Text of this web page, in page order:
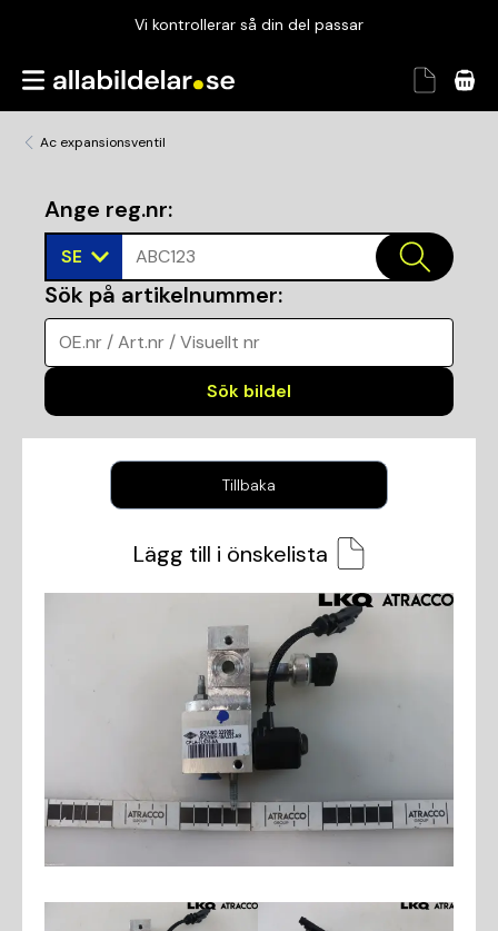
Vi kontrollerar så din del passar
Garanterad passform
Ac expansionsventil
Ange reg.nr:
SE ABC123
Sök på artikelnummer:
OE.nr / Art.nr / Visuellt nr
Sök bildel
Tillbaka
Lägg till i önskelista